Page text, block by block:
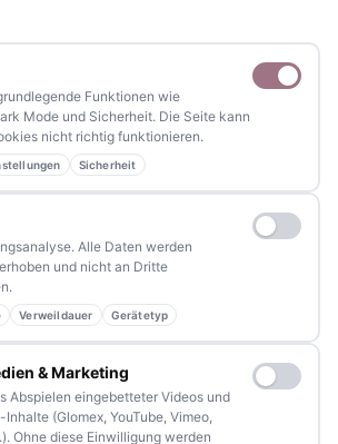
aktuell, immer aus Ihrer Nähe.
spannende Fotos oder Videos, oder
die erzählt werden sollte?
gemeinsam mit unseren Leserinnen und
Puls der Zeit.
Funktionen wie
Mode und Sicherheit. Die Seite kann
nicht richtig funktionieren.
Sicherheit
Alle Daten werden
und nicht an Dritte
Verweildauer Gerätetyp
& Marketing
Abspielen eingebetteter Videos und
(Glomex, YouTube, Vimeo,
Ohne diese Einwilligung werden